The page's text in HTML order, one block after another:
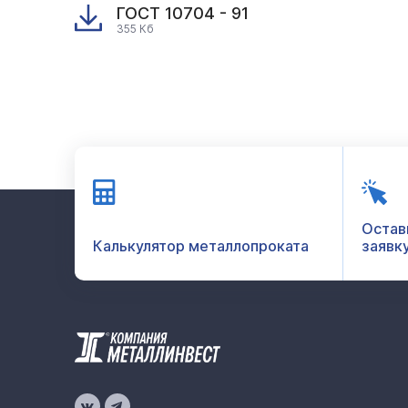
ГОСТ 10704 - 91
355 Кб
Калькулятор металлопроката